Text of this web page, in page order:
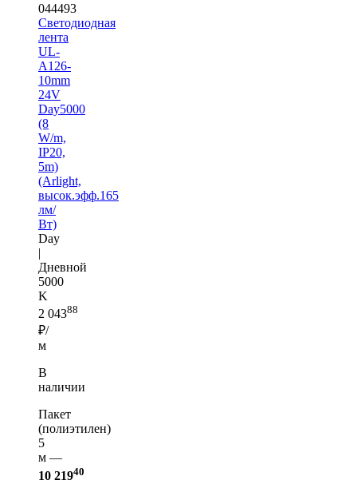
044493
Светодиодная
лента
UL-
A126-
10mm
24V
Day5000
(8
W/m,
IP20,
5m)
(Arlight,
высок.эфф.165
лм/
Вт)
Day
|
Дневной
5000
K
2 04388
₽/
м
В
наличии
Пакет
(полиэтилен)
5
м —
10 21940